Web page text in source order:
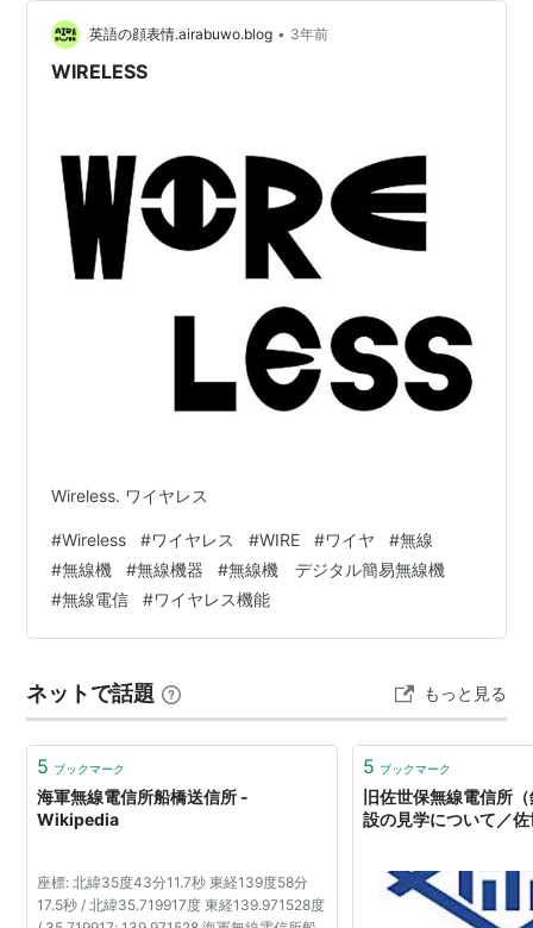
英語の顔表情.airabuwo.blog • 3年前
WIRELESS
Wireless. ワイヤレス
#Wireless #ワイヤレス #WIRE #ワイヤ #無線
#無線機 #無線機器 #無線機 デジタル簡易無線機
#無線電信 #ワイヤレス機能
ネットで話題 もっと見る
5 ブックマーク
海軍無線電信所船橋送信所 -
Wikipedia
座標: 北緯35度43分11.7秒 東経139度58分
17.5秒 / 北緯35.719917度 東経139.971528度
5 ブックマーク
旧佐世保無線電信所
設の見学について／